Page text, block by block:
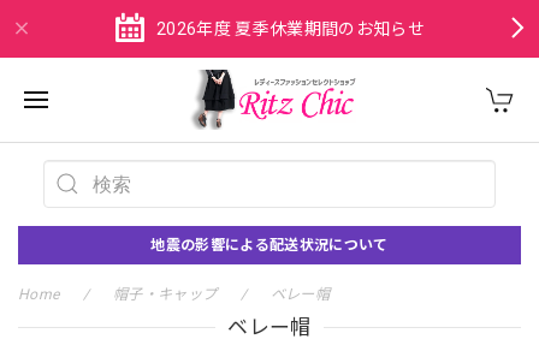
2026年度 夏季休業期間のお知らせ
地震の影響による配送状況について
Home 帽子・キャップ ベレー帽
ベレー帽